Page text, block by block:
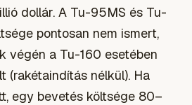
dollár. A Tu-95MS és Tu-
pontosan nem ismert,
végén a Tu-160 esetében
(rakétaindítás nélkül). Ha
egy bevetés költsége 80–